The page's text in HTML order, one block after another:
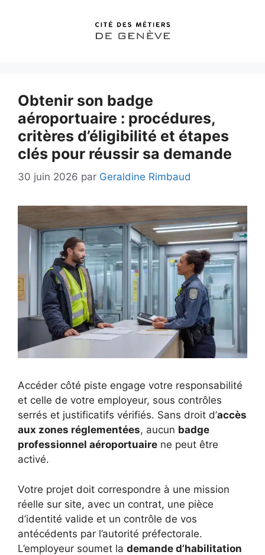
Obtenir son badge
aéroportuaire : procédures,
critères d’éligibilité et étapes
clés pour réussir sa demande
30 juin 2026 par Geraldine Rimbaud
Accéder côté piste engage votre responsabilité
et celle de votre employeur, sous contrôles
serrés et justificatifs vérifiés. Sans droit d’accès
aux zones réglementées, aucun badge
professionnel aéroportuaire ne peut être
activé.
Votre projet doit correspondre à une mission
réelle sur site, avec un contrat, une pièce
d’identité valide et un contrôle de vos
antécédents par l’autorité préfectorale.
L’employeur soumet la demande d’habilitation